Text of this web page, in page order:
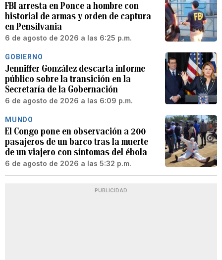
FBI arresta en Ponce a hombre con
historial de armas y orden de captura
en Pensilvania
6 de agosto de 2026 a las 6:25 p.m.
GOBIERNO
Jenniffer González descarta informe
público sobre la transición en la
Secretaría de la Gobernación
6 de agosto de 2026 a las 6:09 p.m.
MUNDO
El Congo pone en observación a 200
pasajeros de un barco tras la muerte
de un viajero con síntomas del ébola
6 de agosto de 2026 a las 5:32 p.m.
PUBLICIDAD